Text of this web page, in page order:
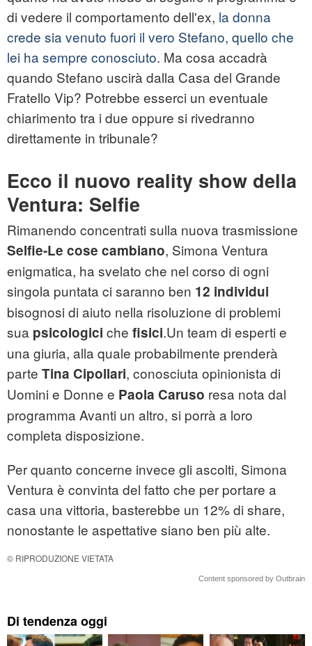
di vedere il comportamento dell'ex, la donna
crede sia venuto fuori il vero Stefano, quello che
lei ha sempre conosciuto. Ma cosa accadrà
quando Stefano uscirà dalla Casa del Grande
Fratello Vip? Potrebbe esserci un eventuale
chiarimento tra i due oppure si rivedranno
direttamente in tribunale?
Ecco il nuovo reality show della
Ventura: Selfie
Rimanendo concentrati sulla nuova trasmissione
Selfie-Le cose cambiano, Simona Ventura
enigmatica, ha svelato che nel corso di ogni
singola puntata ci saranno ben 12 individui
bisognosi di aiuto nella risoluzione di problemi
sua psicologici che fisici.Un team di esperti e
una giuria, alla quale probabilmente prenderà
parte Tina Cipollari, conosciuta opinionista di
Uomini e Donne e Paola Caruso resa nota dal
programma Avanti un altro, si porrà a loro
completa disposizione.
Per quanto concerne invece gli ascolti, Simona
Ventura è convinta del fatto che per portare a
casa una vittoria, basterebbe un 12% di share,
nonostante le aspettative siano ben più alte.
© RIPRODUZIONE VIETATA
Content sponsored by Outbrain
Di tendenza oggi